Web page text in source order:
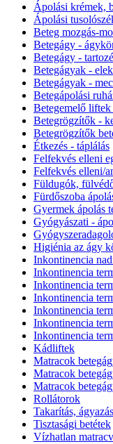
Ápolási krémek,
Ápolási
Beteg mozgás-
Betegágy -
Betegágy -
Betegágyak -
Betegágyak -
Betegápolási
Betegemelő liftek
Betegrögzítők -
Betegrögzítők
Étkezés - táplálás
Felfekvés elleni
Felfekvés elleni/
Füldugók,
Fürdőszoba
Gyermek ápolás
Gyógyászati -
Higiénia az ágy
Inkontinencia
Inkontinencia
Inkontinencia
Inkontinencia
Inkontinencia
Inkontinencia
Inkontinencia
Kádliftek
Matracok
Matracok
Matracok
Rollátorok
Takarítás,
Tisztasági betétek
Vízhatlan